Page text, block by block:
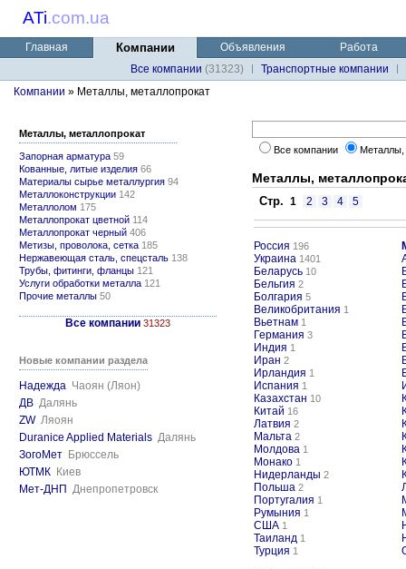
ATi.com.ua
Главная Компании Объявления
Работа
Все компании (31323)
Транспортные компании
Компании » Металлы, металлопрокат
Металлы, металлопрокат
Запорная арматура 59
Кованные, литые изделия 66
Материалы сырье металлургия 94
Металлоконструкции 142
Металлолом 175
Металлопрокат цветной 114
Металлопрокат черный 406
Метизы, проволока, сетка 185
Нержавеющая сталь, спецсталь 138
Трубы, фитинги, фланцы 121
Услуги обработки металла 121
Прочие металлы 50
Все компании 31323
Новые компании раздела
Надежда Чаоян (Ляон)
ДВ Далянь
ZW Ляоян
Duranice Applied Materials Далянь
ЗогоМет Брюссель
ЮТМК Киев
Мет-ДНП Днепропетровск
Все компании Металлы,
Металлы,
Стр. 1 2 3 4 5
Россия 196
Украина 1401
Беларусь 10
Бельгия 2
Болгария 5
Великобритания 1
Вьетнам 1
Германия 3
Индия 1
Иран 2
Ирландия 1
Испания 1
Казахстан 10
Китай 16
Латвия 2
Мальта 2
Молдова 1
Монако 1
Нидерланды 2
Польша 2
Португалия 1
Румыния 1
США 1
Таиланд 1
Турция 1